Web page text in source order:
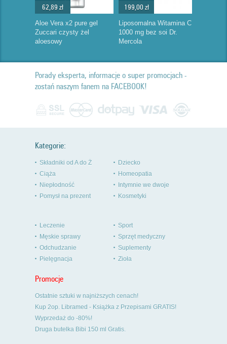
62,89 zł
Aloe Vera x2 pure gel
Zuccari czysty żel
aloesowy
199,00 zł
Liposomalna Witamina C
1000 mg bez soi Dr.
Mercola
Porady eksperta, informacje o super promocjach -
zostań naszym fanem na FACEBOOK!
Kategorie:
Składniki od A do Ż
Ciąża
Niepłodność
Pomysł na prezent
Dziecko
Homeopatia
Intymnie we dwoje
Kosmetyki
Leczenie
Męskie sprawy
Odchudzanie
Pielęgnacja
Sport
Sprzęt medyczny
Suplementy
Zioła
Promocje
Ostatnie sztuki w najniższych cenach!
Kup 2op. Libramed - Książka z Przepisami GRATIS!
Wyprzedaż do -80%!
Druga butelka Bibi 150 ml Gratis.